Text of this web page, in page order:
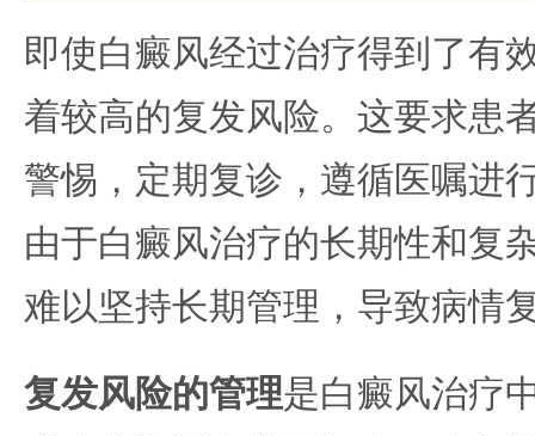
即使白癜风经过治疗得到了有
着较高的复发风险。这要求患
警惕，定期复诊，遵循医嘱进
由于白癜风治疗的长期性和复
难以坚持长期管理，导致病情
复发风险的管理是白癜风治疗